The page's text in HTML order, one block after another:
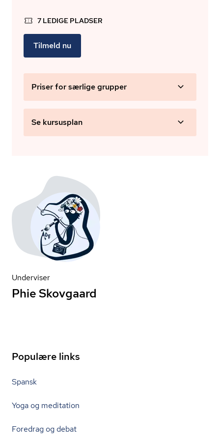
7 LEDIGE PLADSER
Tilmeld nu
Priser for særlige grupper
Se kursusplan
Underviser
Phie Skovgaard
Populære links
Spansk
Yoga og meditation
Foredrag og debat